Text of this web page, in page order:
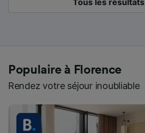
Tous les résultats
Populaire à Florence
Rendez votre séjour inoubliable